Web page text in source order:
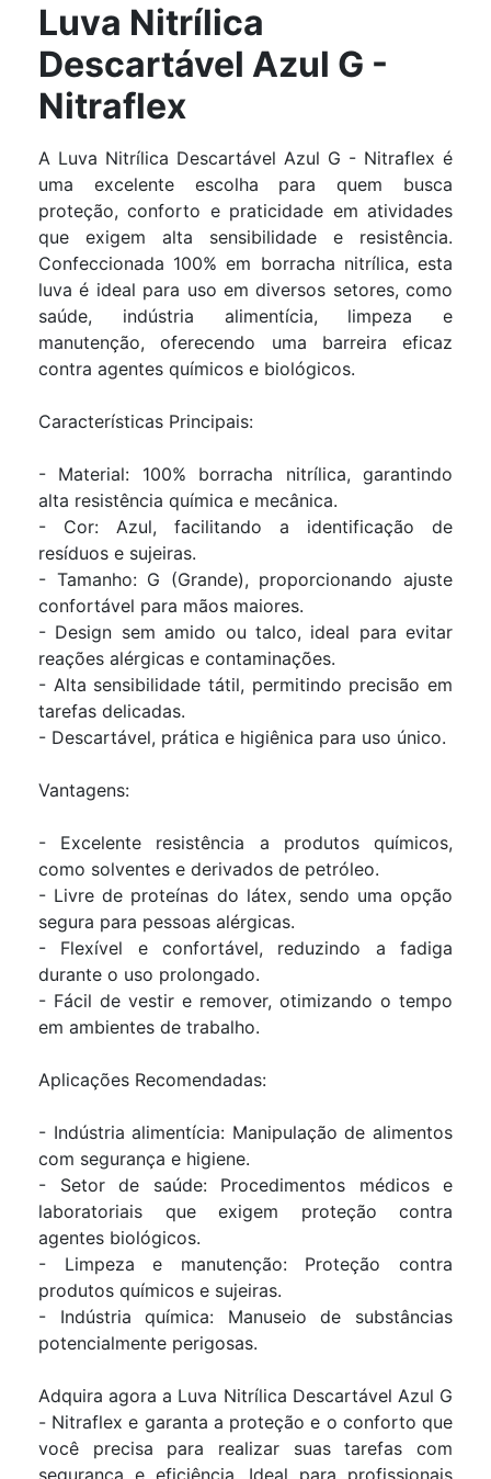
Luva Nitrílica
Descartável Azul G -
Nitraflex
A Luva Nitrílica Descartável Azul G - Nitraflex é
uma excelente escolha para quem busca
proteção, conforto e praticidade em atividades
que exigem alta sensibilidade e resistência.
Confeccionada 100% em borracha nitrílica, esta
luva é ideal para uso em diversos setores, como
saúde, indústria alimentícia, limpeza e
manutenção, oferecendo uma barreira eficaz
contra agentes químicos e biológicos.
Características Principais:
- Material: 100% borracha nitrílica, garantindo
alta resistência química e mecânica.
- Cor: Azul, facilitando a identificação de
resíduos e sujeiras.
- Tamanho: G (Grande), proporcionando ajuste
confortável para mãos maiores.
- Design sem amido ou talco, ideal para evitar
reações alérgicas e contaminações.
- Alta sensibilidade tátil, permitindo precisão em
tarefas delicadas.
- Descartável, prática e higiênica para uso único.
Vantagens:
- Excelente resistência a produtos químicos,
como solventes e derivados de petróleo.
- Livre de proteínas do látex, sendo uma opção
segura para pessoas alérgicas.
- Flexível e confortável, reduzindo a fadiga
durante o uso prolongado.
- Fácil de vestir e remover, otimizando o tempo
em ambientes de trabalho.
Aplicações Recomendadas:
- Indústria alimentícia: Manipulação de alimentos
com segurança e higiene.
- Setor de saúde: Procedimentos médicos e
laboratoriais que exigem proteção contra
agentes biológicos.
- Limpeza e manutenção: Proteção contra
produtos químicos e sujeiras.
- Indústria química: Manuseio de substâncias
potencialmente perigosas.
Adquira agora a Luva Nitrílica Descartável Azul G
- Nitraflex e garanta a proteção e o conforto que
você precisa para realizar suas tarefas com